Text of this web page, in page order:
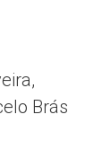
Brás